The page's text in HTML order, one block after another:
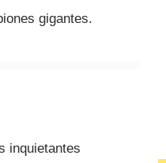
gigantes.
inquietantes